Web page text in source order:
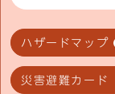
ハザードマップ
災害避難カード